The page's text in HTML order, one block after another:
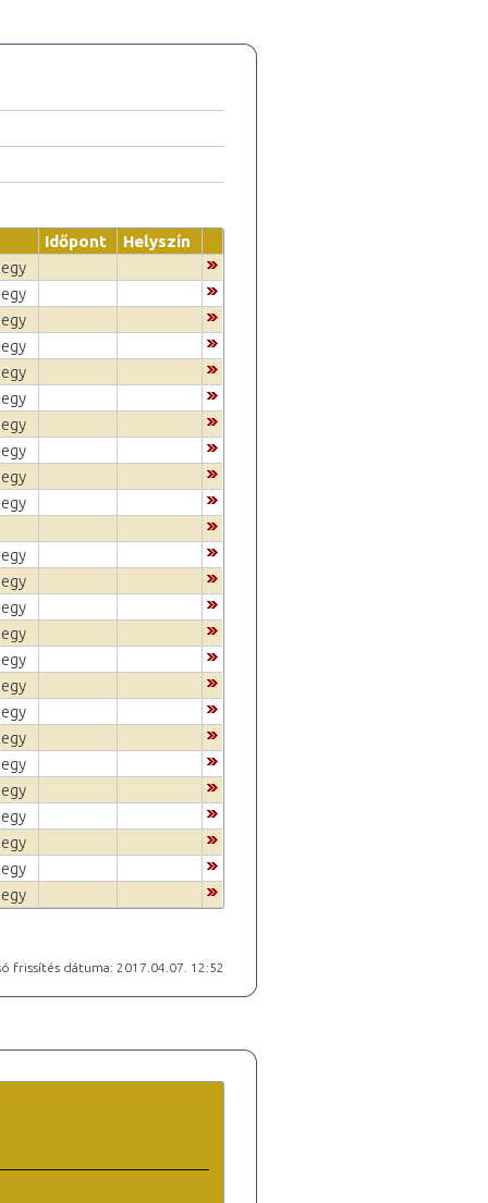
Időpont
Helyszín
frissítés dátuma: 2017.04.07. 12:52